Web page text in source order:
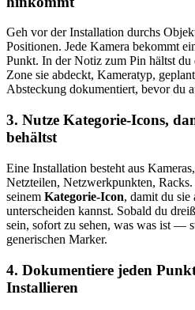
Geh vor der Installation durchs
Positionen. Jede Kamera bekommt
Punkt. In der Notiz zum Pin hältst du
Zone sie abdeckt, Kameratyp,
Absteckung dokumentiert, bevor du
3. Nutze Kategorie-Icons,
behältst
Eine Installation besteht aus
Netzteilen, Netzwerkpunkten,
seinem Kategorie-Icon, damit du
unterscheiden kannst. Sobald du
sein, sofort zu sehen, was was ist —
generischen Marker.
4. Dokumentiere jeden
Installieren